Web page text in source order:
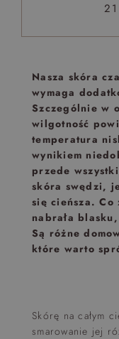
Nasza skóra
wymaga
Szczególnie w
wilgotność
temperatura
wynikiem
przede
skóra swędzi,
się cieńsza. Co
nabrała
Są różne
które warto
Skórę na całym
smarowanie jej